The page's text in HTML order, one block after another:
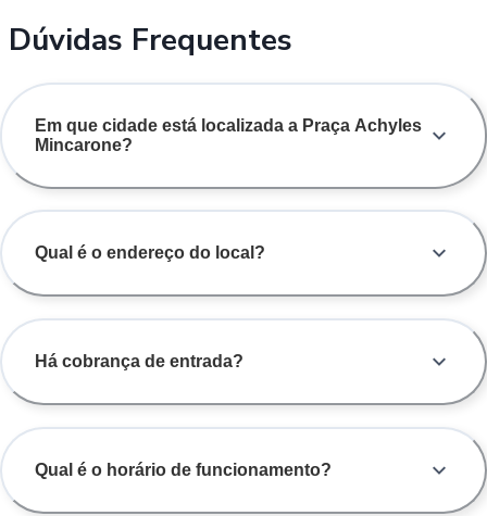
Dúvidas Frequentes
Em que cidade está localizada a Praça Achyles
Mincarone?
Qual é o endereço do local?
Há cobrança de entrada?
Qual é o horário de funcionamento?